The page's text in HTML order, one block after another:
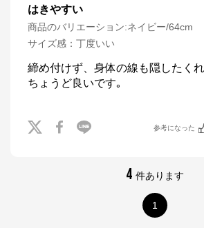
はきやすい
商品のバリエーション:ネイビー/64cm
サイズ感 ： 丁度いい
締め付けず、身体の線も隠したく
ちょうど良いです｡
参考になった
4 件あります
1